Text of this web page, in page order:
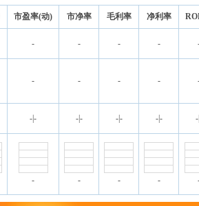
市盈率(动) 市净率 毛利率 净利率
- - - -
- - - -
-- -|- -|- -|- -
- - - -